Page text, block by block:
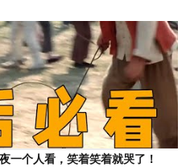
一个人看，笑着笑着就哭了！